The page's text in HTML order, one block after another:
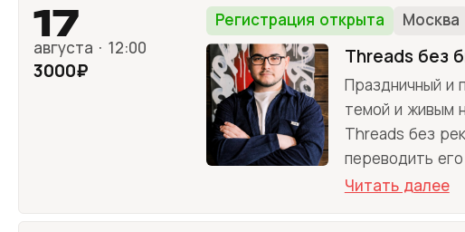
17
августа · 12:00
3000₽
Регистрация открыта Москва
Threads без
Праздничный и
темой и живым
Threads без
переводить
Читать далее